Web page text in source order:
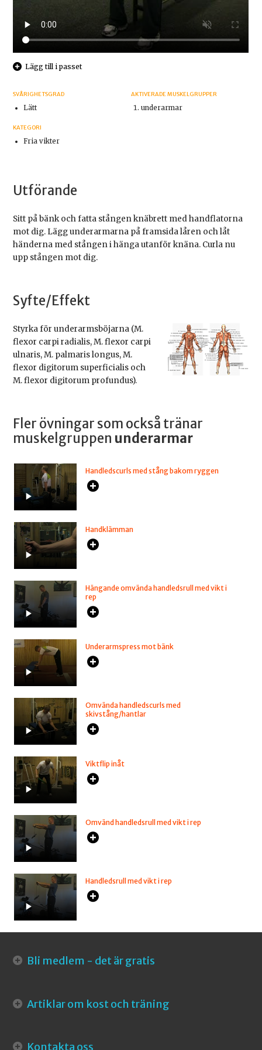
Lägg till i passet
SVÅRIGHETSGRAD
Lätt
KATEGORI
Fria vikter
AKTIVERADE MUSKELGRUPPER
underarmar
Utförande
Sitt på bänk och fatta stången knäbrett med handflatorna
mot dig. Lägg underarmarna på framsida låren och låt
händerna med stången i hänga utanför knäna. Curla nu
upp stången mot dig.
Syfte/Effekt
Styrka för underarmsböjarna (M.
flexor carpi radialis, M. flexor carpi
ulnaris, M. palmaris longus, M.
flexor digitorum superficialis och
M. flexor digitorum profundus).
Fler övningar som också tränar
muskelgruppen underarmar
Handledscurls med stång bakom ryggen
Handklämman
Hängande omvända handledsrull med vikt i
rep
Underarmspress mot bänk
Omvända handledscurls med
skivstång/hantlar
Viktflip inåt
Omvänd handledsrull med vikt i rep
Handledsrull med vikt i rep
Bli medlem - det är gratis
Artiklar om kost och träning
Kontakta oss